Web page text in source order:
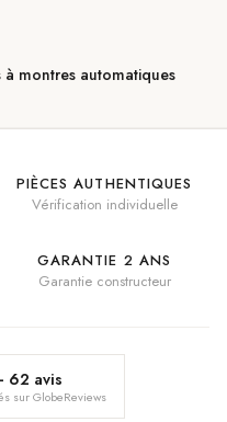
à montres automatiques
PIÈCES AUTHENTIQUES
Vérification individuelle
GARANTIE 2 ANS
Garantie constructeur
62 avis
sur GlobeReviews